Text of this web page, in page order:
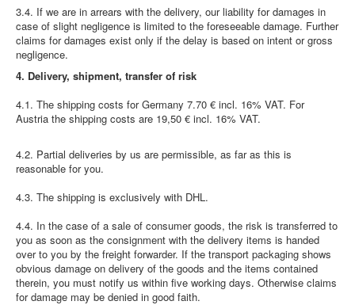
3.4. If we are in arrears with the delivery, our liability for damages in
case of slight negligence is limited to the foreseeable damage. Further
claims for damages exist only if the delay is based on intent or gross
negligence.
4. Delivery, shipment, transfer of risk
4.1. The shipping costs for Germany 7.70 € incl. 16% VAT. For
Austria the shipping costs are 19,50 € incl. 16% VAT.
4.2. Partial deliveries by us are permissible, as far as this is
reasonable for you.
4.3. The shipping is exclusively with DHL.
4.4. In the case of a sale of consumer goods, the risk is transferred to
you as soon as the consignment with the delivery items is handed
over to you by the freight forwarder. If the transport packaging shows
obvious damage on delivery of the goods and the items contained
therein, you must notify us within five working days. Otherwise claims
for damage may be denied in good faith.